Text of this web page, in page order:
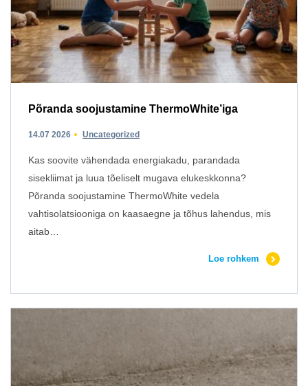
Põranda soojustamine ThermoWhite’iga
14.07 2026 Uncategorized
Kas soovite vähendada energiakadu, parandada
sisekliimat ja luua tõeliselt mugava elukeskkonna?
Põranda soojustamine ThermoWhite vedela
vahtisolatsiooniga on kaasaegne ja tõhus lahendus, mis
aitab…
Loe rohkem